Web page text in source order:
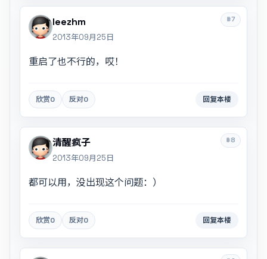
#7
leezhm
2013年09月25日
重启了也不行的，哎！
欣赏0 反对0 回复本楼
#8
清醒疯子
2013年09月25日
都可以用，没出现这个问题：）
欣赏0 反对0 回复本楼